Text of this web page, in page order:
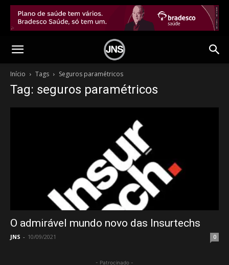
Início Tags Seguros paramétricos
Tag: seguros paramétricos
O admirável mundo novo das Insurtechs
JNS - 10/09/2021 0
- Patrocinado -